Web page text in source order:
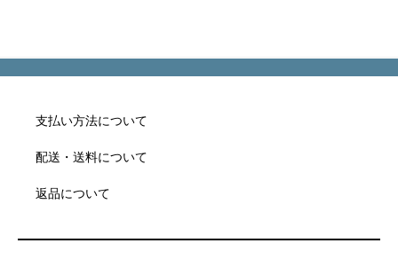
支払い方法について
配送・送料について
返品について